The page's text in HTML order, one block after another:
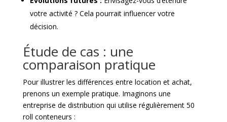
votre activité ? Cela pourrait influencer votre
décision.
Étude de cas : une
comparaison pratique
Pour illustrer les différences entre location et achat,
prenons un exemple pratique. Imaginons une
entreprise de distribution qui utilise régulièrement 50
roll conteneurs :